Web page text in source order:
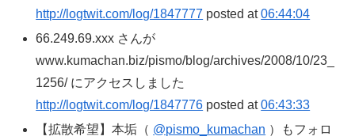
http://logtwit.com/log/1847777 posted at06:44:04
66.249.69.xxx さんが
www.kumachan.biz/pismo/blog/archives/2008/10/23_
1256/ にアクセスしました
http://logtwit.com/log/1847776 posted at06:43:33
【拡散希望】本垢（ @pismo_kumachan ）もフォロ